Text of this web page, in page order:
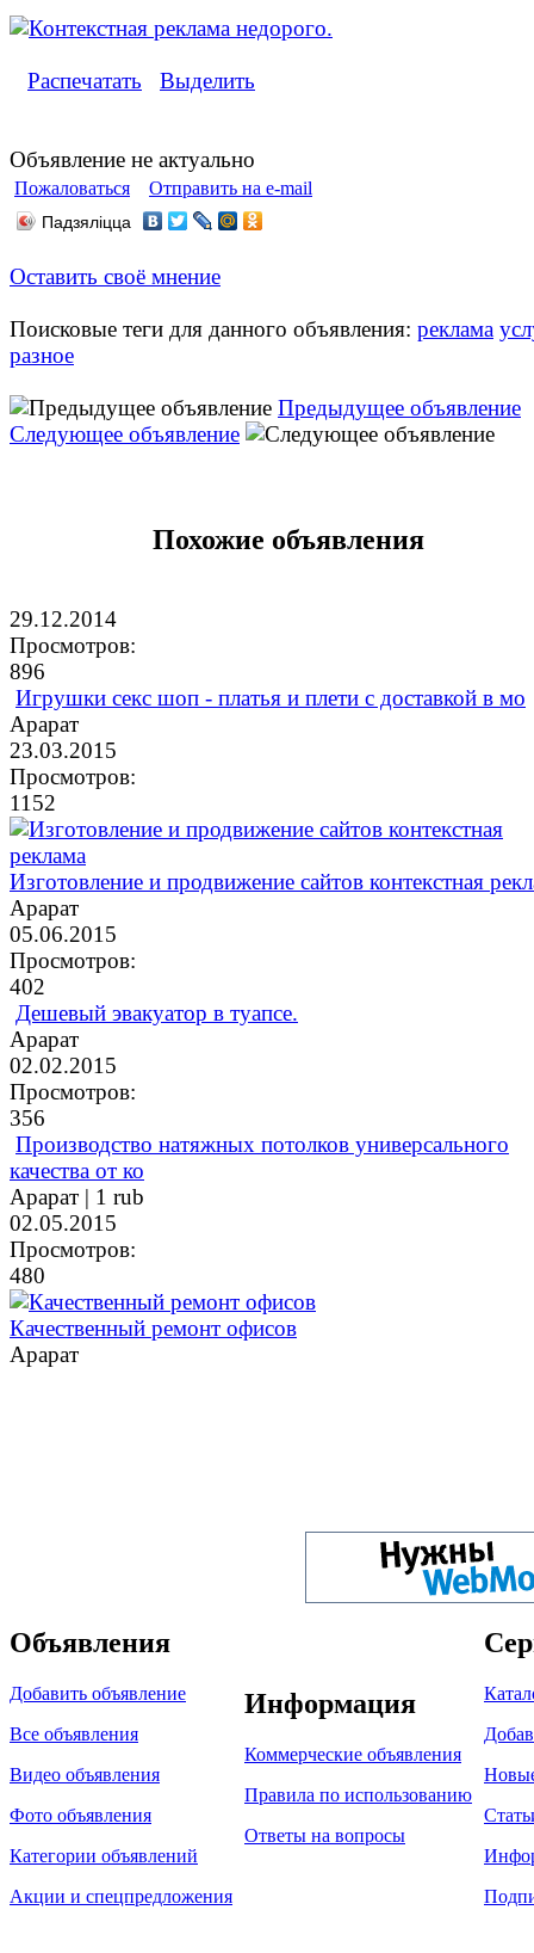
Распечатать Выделить
Объявление не актуально
Пожаловаться Отправить на e-mail
Падзяліцца
Оставить своё мнение
Поисковые теги для данного объявления: реклама
разное
Предыдущее объявление
Следующее объявление
Похожие объявления
29.12.2014
Просмотров:
896
Игрушки секс шоп - платья и плети с доставкой в мо
Арарат
23.03.2015
Просмотров:
1152
Изготовление и продвижение сайтов контекстная
Арарат
05.06.2015
Просмотров:
402
Дешевый эвакуатор в туапсе.
Арарат
02.02.2015
Просмотров:
356
Производство натяжных потолков универсального
качества от ко
Арарат | 1 rub
02.05.2015
Просмотров:
480
Качественный ремонт офисов
Арарат
Объявления
Добавить объявление
Все объявления
Видео объявления
Фото объявления
Категории объявлений
Акции и спецпредложения
Информация
Коммерческие объявления
Правила по использованию
Ответы на вопросы